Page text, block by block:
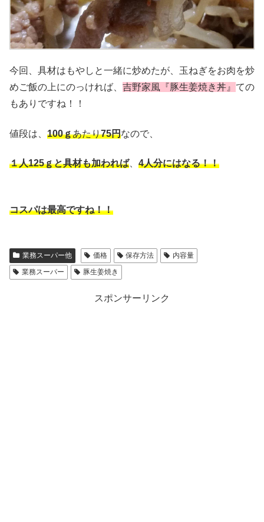
今回、具材はもやしと一緒に炒めたが、玉ねぎをお肉を炒
めご飯の上にのっければ、 吉野家風『豚生姜焼き丼』 ての
もありですね！！
値段は、 100ｇあたり75円なので、
１人125ｇと具材も加われば、 4人分にはなる！！
コスパは最高ですね！！
業務スーパー他 価格 保存方法
内容量
業務スーパー
豚生姜焼き
スポンサーリンク